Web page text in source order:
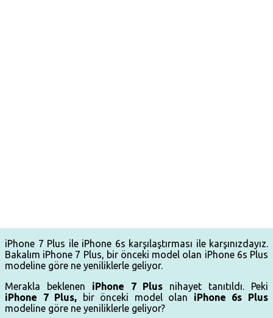
iPhone 7 Plus ile iPhone 6s karşılaştırması ile karşınızdayız.
Bakalım iPhone 7 Plus, bir önceki model olan iPhone 6s Plus
modeline göre ne yeniliklerle geliyor.
Merakla beklenen iPhone 7 Plus nihayet tanıtıldı. Peki
iPhone 7 Plus, bir önceki model olan iPhone 6s Plus
modeline göre ne yeniliklerle geliyor?